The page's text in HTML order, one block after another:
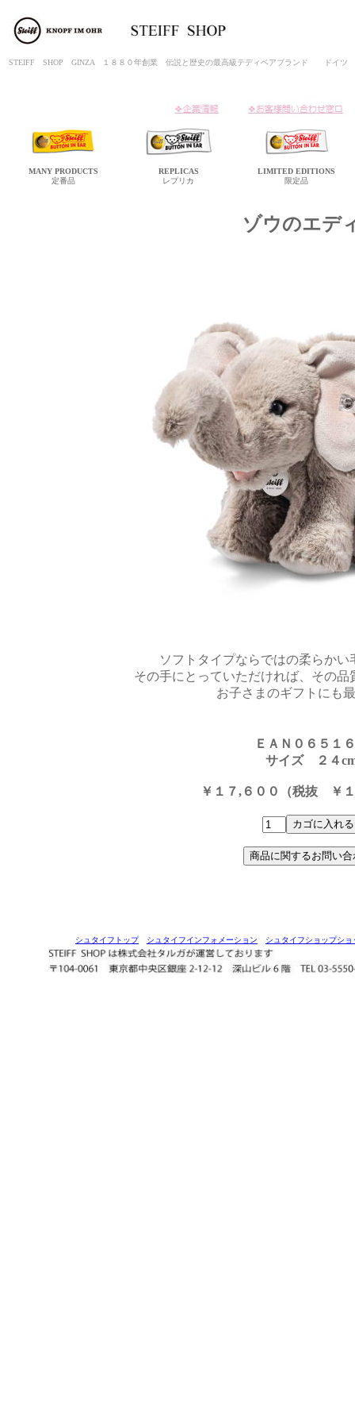
STEIFF SHOP GINZA １８８０年創業 伝説と歴史の最高級テディベアブランド ド
MANY PRODUCTS
定番品
REPLICAS
レプリカ
LIMITED EDITIONS
限定品
ゾウのエデ
ソフトタイプならではの柔らかい
その手にとっていただければ、その品
お子さまのギフトにも
ＥＡＮ０６５１
サイズ ２４
￥１７,６００（税抜 ￥
シュタイフトップ シュタイフインフォメーション シュタイフショップショ